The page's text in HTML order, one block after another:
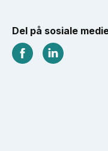
Del på sosiale